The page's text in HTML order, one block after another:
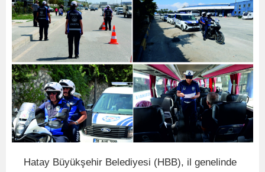
Hatay Büyükşehir Belediyesi (HBB), il genelinde